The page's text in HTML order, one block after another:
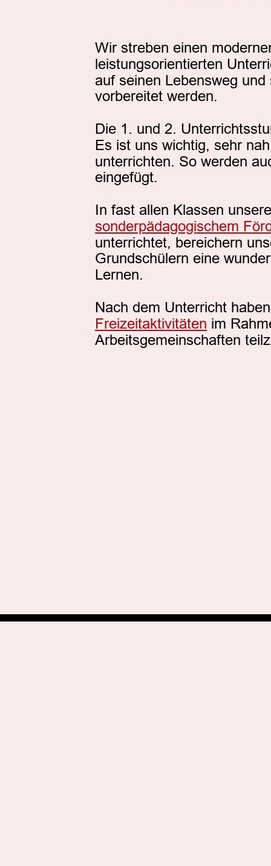
Wir streben einen
leistungsorientierten
auf seinen Lebensweg
vorbereitet werden.
Die 1. und 2.
Es ist uns wichtig, sehr
unterrichten. So werden
eingefügt.
In fast allen Klassen
sonderpädagogischem
unterrichtet, bereichern
Grundschülern eine
Lernen.
Nach dem Unterricht
Freizeitaktivitäten im
Arbeitsgemeinschaften